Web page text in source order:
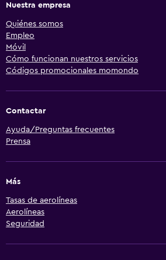
Nuestra empresa
Quiénes somos
Empleo
Móvil
Cómo funcionan nuestros servicios
Códigos promocionales momondo
Contactar
Ayuda/Preguntas frecuentes
Prensa
Más
Tasas de aerolíneas
Aerolíneas
Seguridad